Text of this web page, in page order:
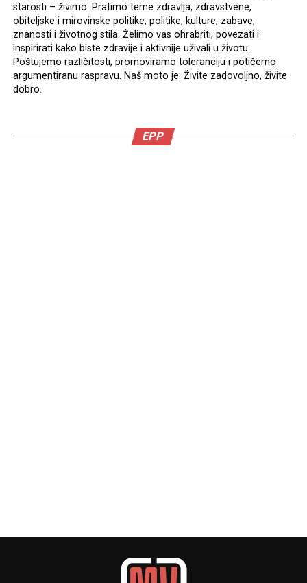
starosti – živimo. Pratimo teme zdravlja, zdravstvene,
obiteljske i mirovinske politike, politike, kulture, zabave,
znanosti i životnog stila. Želimo vas ohrabriti, povezati i
inspirirati kako biste zdravije i aktivnije uživali u životu.
Poštujemo različitosti, promoviramo toleranciju i potičemo
argumentiranu raspravu. Naš moto je: Živite zadovoljno, živite
dobro.
EPP